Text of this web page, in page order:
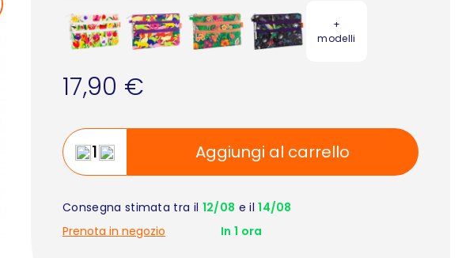
+
modelli
17,90 €
Aggiungi al carrello
Consegna stimata tra il 12/08 e il14/08
Prenota in negozio
In 1 ora